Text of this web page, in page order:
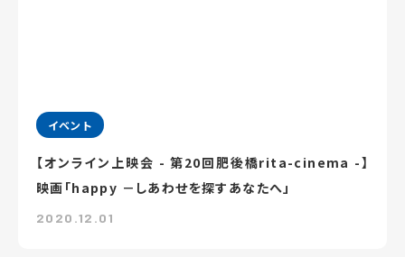
イベント
【オンライン上映会 - 第20回肥後橋rita-cinema -】
映画「happy －しあわせを探すあなたへ」
2020.12.01